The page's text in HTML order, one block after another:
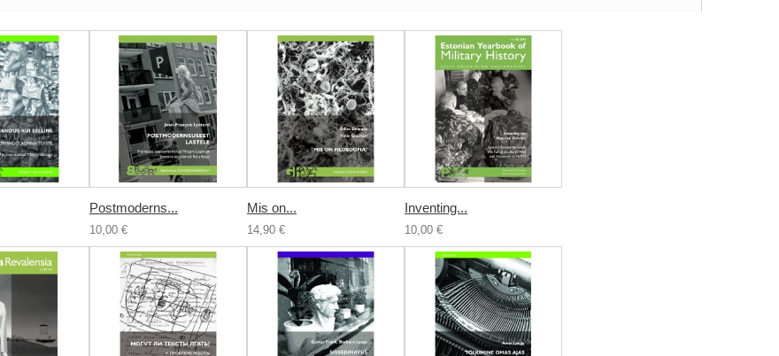
Postmoderns...
10,00 €
Mis on...
14,90 €
Inventing...
10,00 €